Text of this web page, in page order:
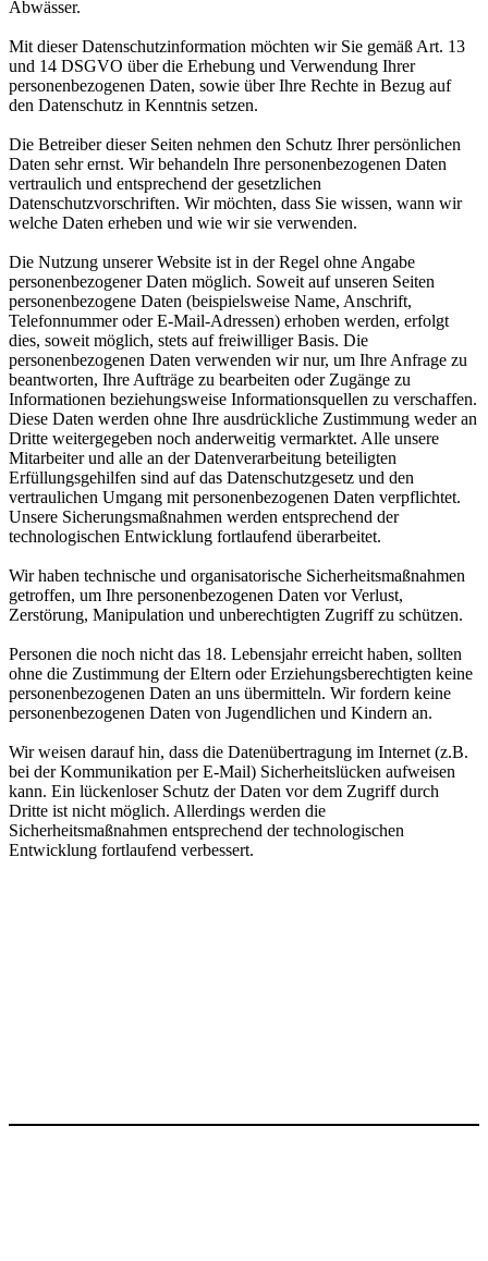
Abwässer.
Mit dieser Datenschutzinformation möchten wir Sie gemäß Art. 13
und 14 DSGVO über die Erhebung und Verwendung Ihrer
personenbezogenen Daten, sowie über Ihre Rechte in Bezug auf
den Datenschutz in Kenntnis setzen.
Die Betreiber dieser Seiten nehmen den Schutz Ihrer persönlichen
Daten sehr ernst. Wir behandeln Ihre personenbezogenen Daten
vertraulich und entsprechend der gesetzlichen
Datenschutzvorschriften. Wir möchten, dass Sie wissen, wann wir
welche Daten erheben und wie wir sie verwenden.
Die Nutzung unserer Website ist in der Regel ohne Angabe
personenbezogener Daten möglich. Soweit auf unseren Seiten
personenbezogene Daten (beispielsweise Name, Anschrift,
Telefonnummer oder E-Mail-Adressen) erhoben werden, erfolgt
dies, soweit möglich, stets auf freiwilliger Basis. Die
personenbezogenen Daten verwenden wir nur, um Ihre Anfrage zu
beantworten, Ihre Aufträge zu bearbeiten oder Zugänge zu
Informationen beziehungsweise Informationsquellen zu verschaffen.
Diese Daten werden ohne Ihre ausdrückliche Zustimmung weder an
Dritte weitergegeben noch anderweitig vermarktet. Alle unsere
Mitarbeiter und alle an der Datenverarbeitung beteiligten
Erfüllungsgehilfen sind auf das Datenschutzgesetz und den
vertraulichen Umgang mit personenbezogenen Daten verpflichtet.
Unsere Sicherungsmaßnahmen werden entsprechend der
technologischen Entwicklung fortlaufend überarbeitet.
Wir haben technische und organisatorische Sicherheitsmaßnahmen
getroffen, um Ihre personenbezogenen Daten vor Verlust,
Zerstörung, Manipulation und unberechtigten Zugriff zu schützen.
Personen die noch nicht das 18. Lebensjahr erreicht haben, sollten
ohne die Zustimmung der Eltern oder Erziehungsberechtigten keine
personenbezogenen Daten an uns übermitteln. Wir fordern keine
personenbezogenen Daten von Jugendlichen und Kindern an.
Wir weisen darauf hin, dass die Datenübertragung im Internet (z.B.
bei der Kommunikation per E-Mail) Sicherheitslücken aufweisen
kann. Ein lückenloser Schutz der Daten vor dem Zugriff durch
Dritte ist nicht möglich. Allerdings werden die
Sicherheitsmaßnahmen entsprechend der technologischen
Entwicklung fortlaufend verbessert.